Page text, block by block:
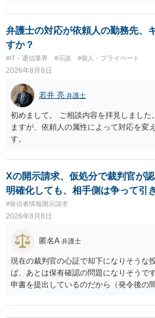
弁護士の対応が依頼人の勤務先、
すか？
#IT・通信業界 #示談 #個人・プライベート
2026年8月8日
若井 亮 弁護士
初めまして。 ご相談内容を拝見しまし
ますが、依頼人の属性によって対応を変
す。
Xの開示請求、仮処分で裁判官が
明確化しても、相手側は争って引
#発信者情報開示請求
2026年8月8日
匿名A 弁護士
現在の裁判官の心証で却下になりそうな
ば、あとは保有確認の問題になりそうで
申書を提出しているのだから（発令後の